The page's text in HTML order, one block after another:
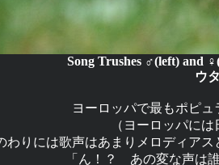
Song Trushes ♂(left) and
ウ
ヨーロッパで最もポピ
（ヨーロッパに
わりには歌声はあまりメロディア
「ん！？ あの変な声は